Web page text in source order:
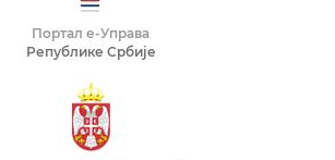
Портал е-Управа
Републике Србије